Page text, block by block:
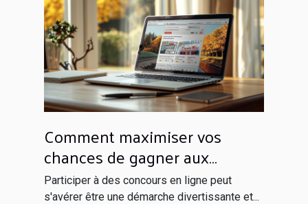
Comment maximiser vos
chances de gagner aux
concours en ligne
Participer à des concours en ligne peut
s'avérer être une démarche divertissante et...